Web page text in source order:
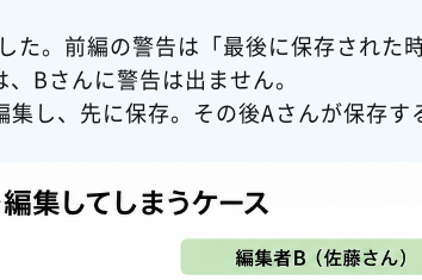
。前編の警告は「最後に保存された
Bさんに警告は出ません。
し、先に保存。その後Aさんが保存す